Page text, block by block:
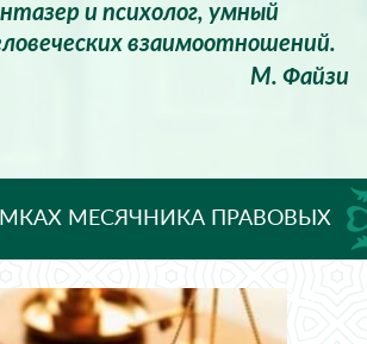
и психолог, умный
взаимоотношений.
М. Файзи
МЕСЯЧНИКА ПРАВОВЫХ
ЮРИДИЧЕСКАЯ